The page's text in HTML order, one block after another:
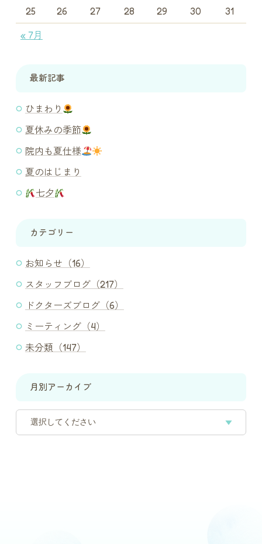
25 26 27 28 29 30 31
« 7月
最新記事
ひまわり
夏休みの季節
院内も夏仕様
夏のはじまり
七夕
カテゴリー
お知らせ（16）
スタッフブログ（217）
ドクターズブログ（6）
ミーティング（4）
未分類（147）
月別アーカイブ